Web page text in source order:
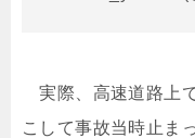
実際、高速道路上
こして事故当時止ま